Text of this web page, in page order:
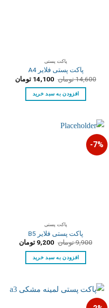
پاکت پستی
پاکت پستی فلایر A4
14,600تومان قیمت
اصلی:
14,600 تومان
بود.
14,100 تومانقیمت
افزودن به سبد خرید
7%-
پاکت پستی
پاکت پستی فلایر B5
9,900تومان قیمت
اصلی:
9,900 تومان
بود.
9,200 تومانقیمت
افزودن به سبد خرید